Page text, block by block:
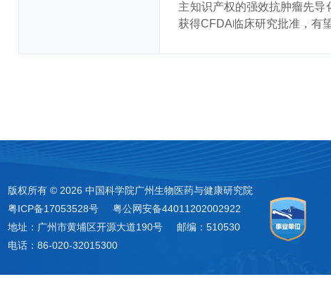
主知识产权的强效抗肿瘤先导
获得CFDA临床研究批准 ，有
版权所有 © 2026 中国科学院广州生物医药与健康研究院
粤ICP备17053528号
粤公网安备44011202002922
地址：广州市黄埔区开源大道190号
邮编：510530
电话：86-020-32015300